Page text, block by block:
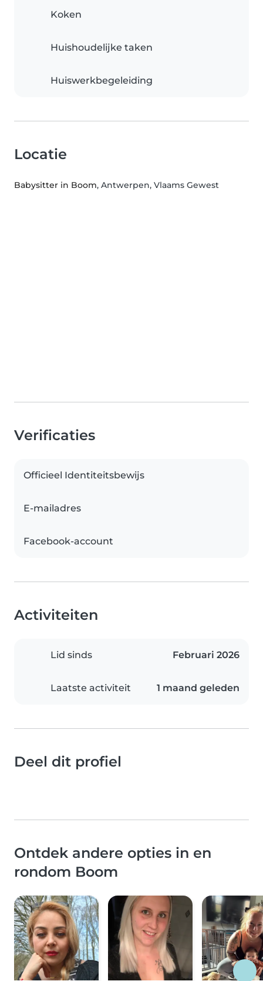
Koken
Huishoudelijke taken
Huiswerkbegeleiding
Locatie
Babysitter in Boom, Antwerpen, Vlaams Gewest
Verificaties
Officieel Identiteitsbewijs
E-mailadres
Facebook-account
Activiteiten
Lid sinds Februari 2026
Laatste activiteit 1 maand geleden
Deel dit profiel
Ontdek andere opties in en
rondom Boom